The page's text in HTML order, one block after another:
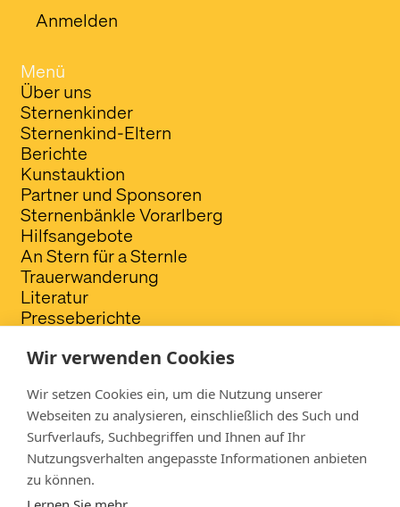
Anmelden
Menü
Über uns
Sternenkinder
Sternenkind-Eltern
Berichte
Kunstauktion
Partner und Sponsoren
Sternenbänkle Vorarlberg
Hilfsangebote
An Stern für a Sternle
Trauerwanderung
Literatur
Presseberichte
Spendenkonto
VergissMichNicht - Verein für Sternenkinder
Fotografie
Raiffeisenbank im Walgau
IBAN: AT72 3745 8000 0436 1135
Wir verwenden Cookies
Wir setzen Cookies ein, um die Nutzung unserer
Webseiten zu analysieren, einschließlich des Such und
Surfverlaufs, Suchbegriffen und Ihnen auf Ihr
Nutzungsverhalten angepasste Informationen anbieten
zu können.